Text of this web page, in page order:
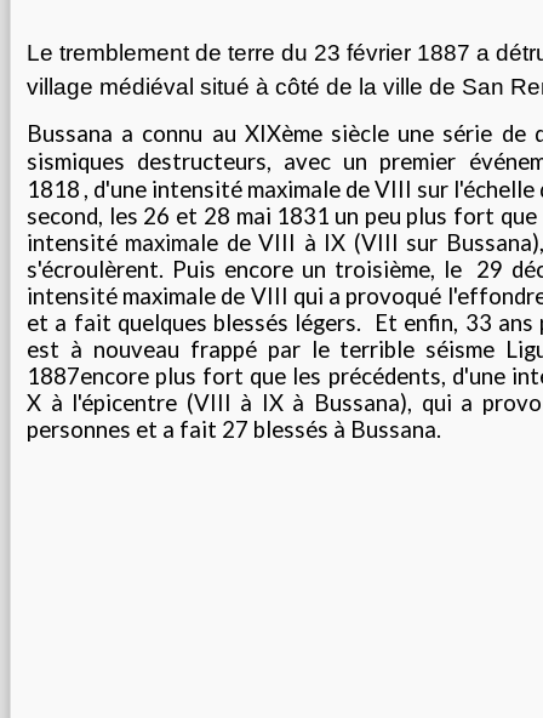
Le tremblement de terre du 23 février 1887 a
village médiéval situé à côté de la ville de San
Bussana a connu au XIXème siècle une série de
sismiques destructeurs, avec un premier
1818, d'une intensité maximale de VIII sur
second, les 26 et 28 mai 1831 un peu plus fort
intensité maximale de VIII à IX (VIII sur
s'écroulèrent. Puis encore un troisième, le 29
intensité maximale de VIII qui a provoqué
et a fait quelques blessés légers. Et enfin, 33 ans
est à nouveau frappé par le terrible séisme
1887encore plus fort que les précédents, d'une
X à l'épicentre (VIII à IX à Bussana), qui a
personnes et a fait 27 blessés à Bussana.